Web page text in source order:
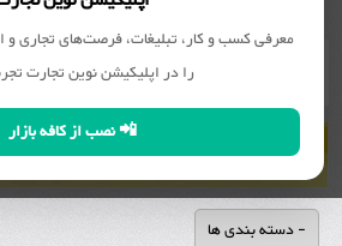
معرفی کسب و کار، تبلیغات، فرصت‌های تجاری و
را در اپلیکیشن نوین تجارت
📲 نصب از کافه بازار
- دسته بندی ها